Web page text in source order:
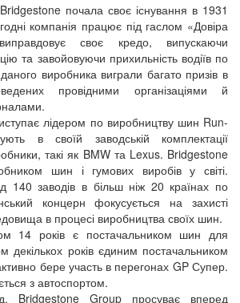
почала своє існування в 1931
компанія працює під гаслом «Довіра
своє кредо, випускаючи
та завойовуючи прихильність водіїв по
виробника виграли багато призів в
провідними організаціями й
лідером по виробництву шин Run-
в своїй заводській комплектації
такі як BMW та Lexus. Bridgestone
шин і гумових виробів у світі.
140 заводів в більш ніж 20 країнах по
концерн фокусується на захисті
в процесі виробництва своїх шин.
14 років є постачальником шин для
декількох років єдиним постачальником
бере участь в перегонах GP Супер.
з автоспортом.
Bridgestone Group просуває вперед